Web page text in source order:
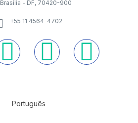
Brasília - DF, 70420-900
+55 11 4564-4702
Português